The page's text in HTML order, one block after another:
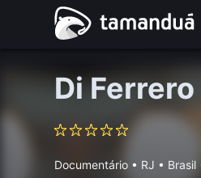
Di Ferrero
Documentário • RJ • Brasil